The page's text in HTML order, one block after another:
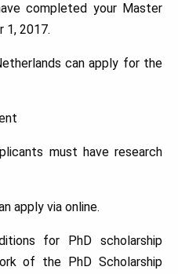
completed your Master
1, 2017.
can apply for the
must have research
apply via online.
for PhD scholarship
of the PhD Scholarship